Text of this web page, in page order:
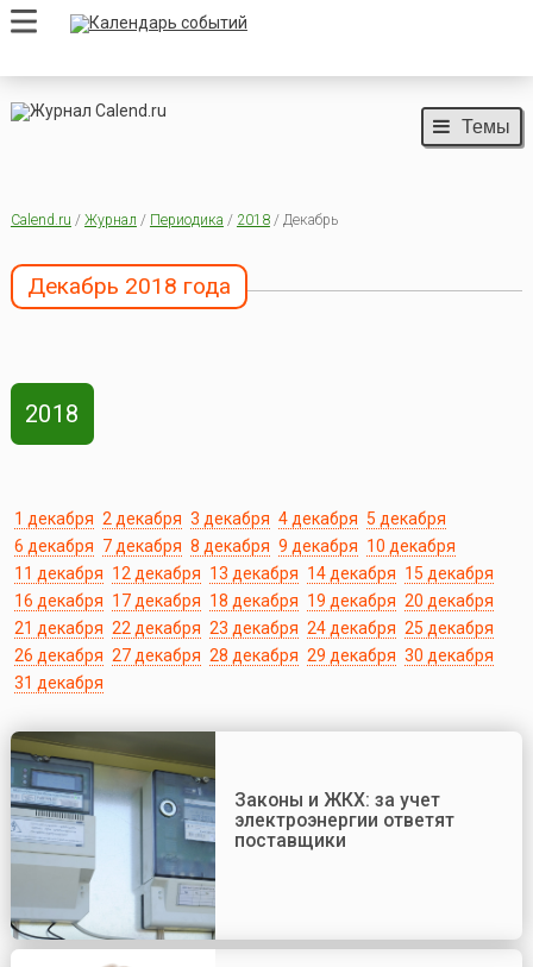
Темы
Calend.ru / Журнал / Периодика / 2018/ Декабрь
Декабрь 2018 года
2018
1 декабря 2 декабря 3 декабря 4 декабря 5 декабря
6 декабря 7 декабря 8 декабря 9 декабря 10 декабря
11 декабря 12 декабря 13 декабря 14 декабря 15 декабря
16 декабря 17 декабря 18 декабря 19 декабря 20 декабря
21 декабря 22 декабря 23 декабря 24 декабря 25 декабря
26 декабря 27 декабря 28 декабря 29 декабря 30 декабря
31 декабря
Законы и ЖКХ: за учет
электроэнергии ответят
поставщики